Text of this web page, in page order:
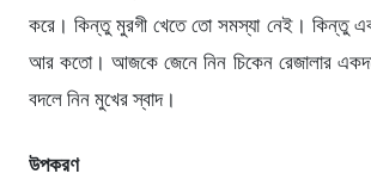
করে। কিন্তু মুরগী খেতে তো সমস্যা নেই। কিন্তু
আর কতো। আজকে জেনে নিন চিকেন রেজালার একদম
বদলে নিন মুখের স্বাদ।
‪উপকরণ